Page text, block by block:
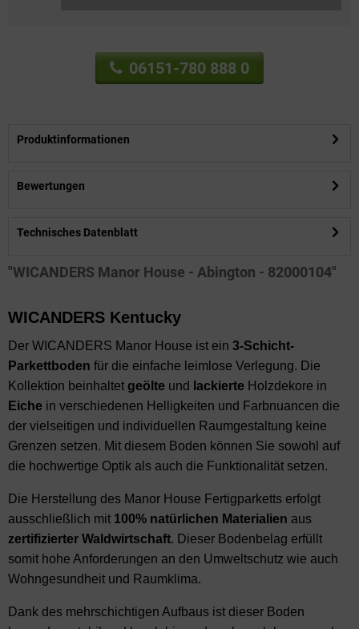
06151-780 888 0
Produktinformationen
Bewertungen
Technisches Datenblatt
"WICANDERS Manor House - Abington - 82000104"
WICANDERS Kentucky
Der WICANDERS Manor House ist ein 3-Schicht-
Parkettboden für die einfache leimlose Verlegung. Die
Kollektion beinhaltet geölte und lackierte Holzdekore in
Eiche in verschiedenen Helligkeiten und Farbnuancen die
der vielseitigen und individuellen Raumgestaltung keine
Grenzen setzen. Mit diesem Boden können Sie sowohl auf
die hochwertige Optik als auch die Funktionalität setzen.
Die Herstellung des Manor House Fertigparketts erfolgt
ausschließlich mit 100% natürlichen Materialien aus
zertifizierter Waldwirtschaft. Dieser Bodenbelag erfüllt
somit hohe Anforderungen an den Umweltschutz wie auch
Wohngesundheit und Raumklima.
Dank des mehrschichtigen Aufbaus ist dieser Boden